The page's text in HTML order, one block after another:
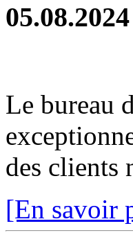
05.08.2024
Le bureau
des clients
[En savoir